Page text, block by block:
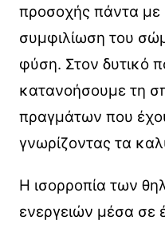
προσοχής πάντα με
συμφιλίωση του
φύση. Στον δυτικό
κατανοήσουμε τη
πραγμάτων που
γνωρίζοντας τα
Η ισορροπία των
ενεργειών μέσα σε